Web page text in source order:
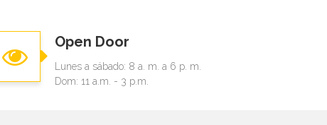
Open Door
Lunes a sábado: 8 a. m. a 6 p. m.
Dom: 11 a.m. - 3 p.m.